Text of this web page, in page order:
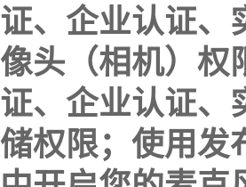
证、企业认证、
像头（相机）权
证、企业认证、
储权限；使用发